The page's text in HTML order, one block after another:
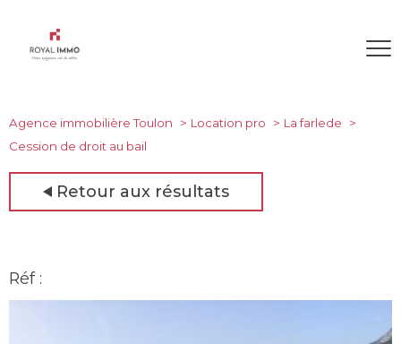
Agence immobilière Toulon Location pro
La farlede
Cession de droit au bail
Retour aux résultats
Réf :